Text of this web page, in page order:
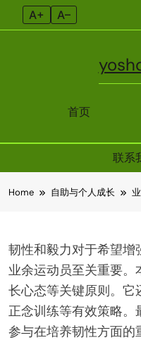
A+ A–
首页
联系
toHome 自助与个人成长
韧性和毅力对于希望增
业余运动员至关重要
长心态等关键原则。它
正念训练等有效策略
参与在培养韧性方面的